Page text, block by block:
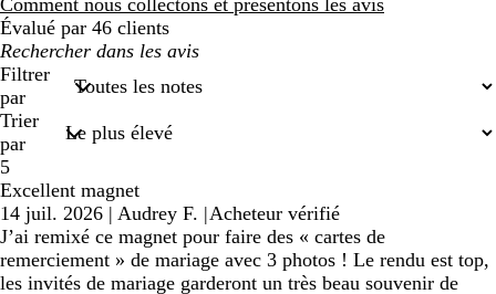
Comment nous collectons et présentons les avis
Évalué par 46 clients
Mes
recherches
saisies
Filtrer
par
Trier
par
5
Excellent magnet
14 juil. 2026 | Audrey F. |Acheteur vérifié
J’ai remixé ce magnet pour faire des « cartes de
remerciement » de mariage avec 3 photos ! Le rendu est top,
les invités de mariage garderont un très beau souvenir de